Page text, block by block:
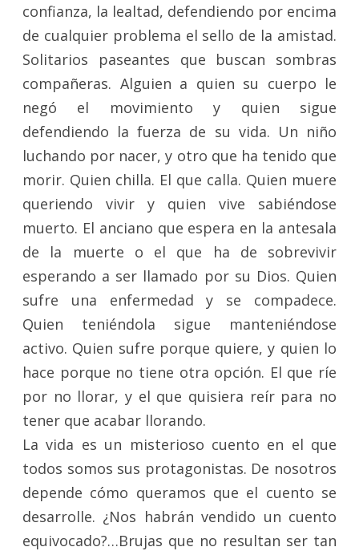
confianza, la lealtad, defendiendo por encima
de cualquier problema el sello de la amistad.
Solitarios paseantes que buscan sombras
compañeras. Alguien a quien su cuerpo le
negó el movimiento y quien sigue
defendiendo la fuerza de su vida. Un niño
luchando por nacer, y otro que ha tenido que
morir. Quien chilla. El que calla. Quien muere
queriendo vivir y quien vive sabiéndose
muerto. El anciano que espera en la antesala
de la muerte o el que ha de sobrevivir
esperando a ser llamado por su Dios. Quien
sufre una enfermedad y se compadece.
Quien teniéndola sigue manteniéndose
activo. Quien sufre porque quiere, y quien lo
hace porque no tiene otra opción. El que ríe
por no llorar, y el que quisiera reír para no
tener que acabar llorando.
La vida es un misterioso cuento en el que
todos somos sus protagonistas. De nosotros
depende cómo queramos que el cuento se
desarrolle. ¿Nos habrán vendido un cuento
equivocado?…Brujas que no resultan ser tan